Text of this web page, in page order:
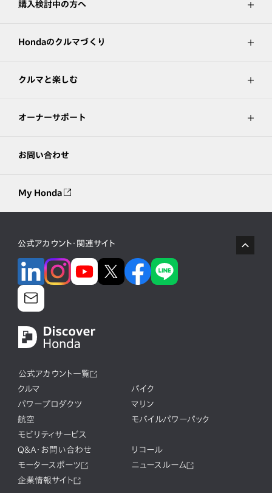
購入検討中の方へ
Hondaのクルマづくり
クルマと楽しむ
オーナーサポート
お問い合わせ
My Honda
公式アカウント・関連サイト
公式アカウント一覧
クルマ
バイク
パワープロダクツ
マリン
航空
モバイルパワーパック
モビリティサービス
Q&A・お問い合わせ
リコール
モータースポーツ
ニュースルーム
企業情報サイト